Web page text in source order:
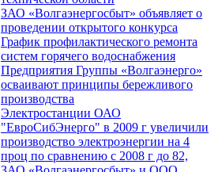
ЗАО «Волгаэнергосбыт» объявляет о
проведении открытого конкурса
График профилактического ремонта
систем горячего водоснабжения
Предприятия Группы «Волгаэнерго»
осваивают принципы бережливого
производства
Электростанции ОАО
"ЕвроСибЭнерго" в 2009 г увеличили
производство электроэнергии на 4
проц по сравнению с 2008 г до 82,